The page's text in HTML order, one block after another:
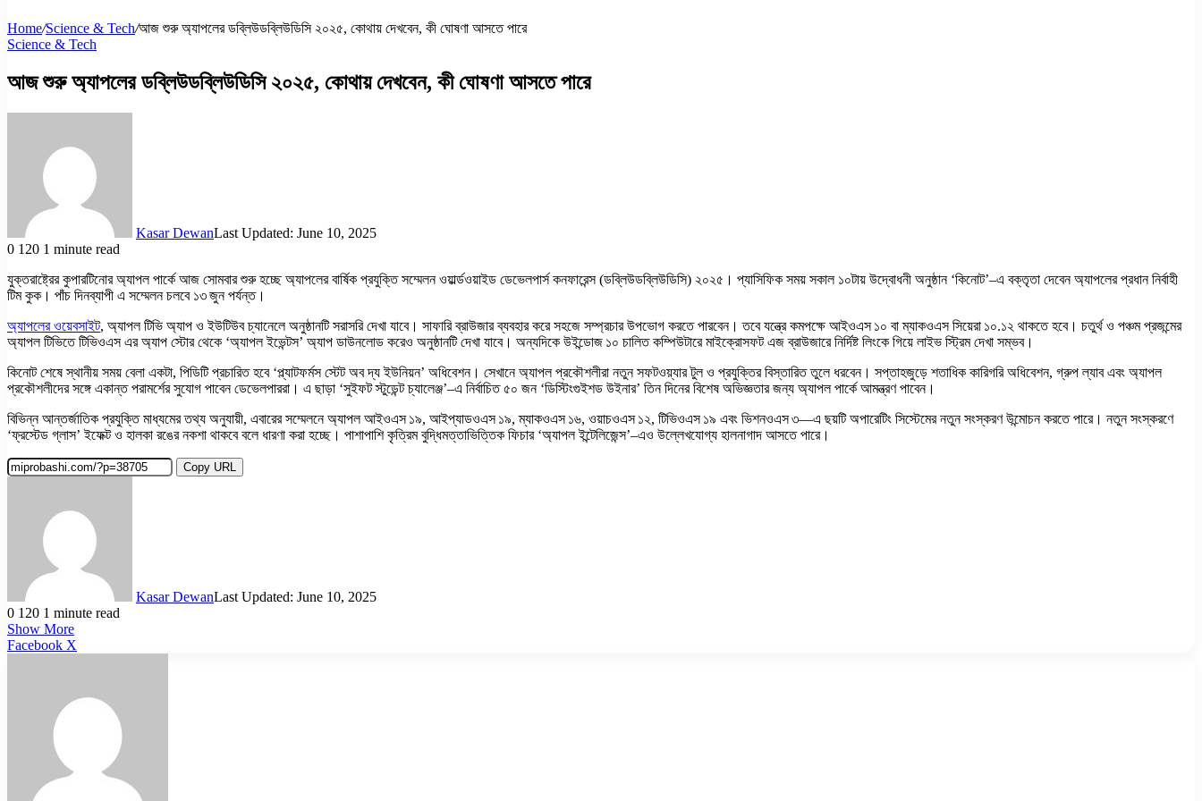
Home/Science & Tech/আজ শুরু অ্যাপলের ডব্লিউডব্লিউডিসি ২০২৫, কোথায় দেখবেন, কী ঘোষণা আসতে পারে
Science & Tech
আজ শুরু অ্যাপলের ডব্লিউডব্লিউডিসি ২০২৫, কোথায় দেখবেন, কী ঘোষণা আসতে পারে
Kasar DewanLast Updated: June 10, 2025
0 120 1 minute read
যুক্তরাষ্ট্রের কুপারটিনোর অ্যাপল পার্কে আজ সোমবার শুরু হচ্ছে অ্যাপলের বার্ষিক প্রযুক্তি সম্মেলন ওয়ার্ল্ডওয়াইড ডেভেলপার্স কনফারেন্স (ডব্লিউডব্লিউডিসি) ২০২৫। প্যাসিফিক সময় সকাল ১০টায় উদ্বোধনী অনুষ্ঠান ‘কিনোট’–এ বক্তৃতা দেবেন অ্যাপলের প্রধান নির্বাহী
টিম কুক। পাঁচ দিনব্যাপী এ সম্মেলন চলবে ১৩ জুন পর্যন্ত।
অ্যাপলের ওয়েবসাইট, অ্যাপল টিভি অ্যাপ ও ইউটিউব চ্যানেলে অনুষ্ঠানটি সরাসরি দেখা যাবে। সাফারি ব্রাউজার ব্যবহার করে সহজে সম্প্রচার উপভোগ করতে পারবেন। তবে যন্ত্রে কমপক্ষে আইওএস ১০ বা ম্যাকওএস সিয়েরা ১০.১২ থাকতে হবে। চতুর্থ ও পঞ্চম প্রজন্মের
অ্যাপল টিভিতে টিভিওএস এর অ্যাপ স্টোর থেকে ‘অ্যাপল ইভেন্টস’ অ্যাপ ডাউনলোড করেও অনুষ্ঠানটি দেখা যাবে। অন্যদিকে উইন্ডোজ ১০ চালিত কম্পিউটারে মাইক্রোসফট এজ ব্রাউজারে নির্দিষ্ট লিংকে গিয়ে লাইভ স্ট্রিম দেখা সম্ভব।
কিনোট শেষে স্থানীয় সময় বেলা একটা, পিডিটি প্রচারিত হবে ‘প্ল্যাটফর্মস স্টেট অব দ্য ইউনিয়ন’ অধিবেশন। সেখানে অ্যাপল প্রকৌশলীরা নতুন সফটওয়্যার টুল ও প্রযুক্তির বিস্তারিত তুলে ধরবেন। সপ্তাহজুড়ে শতাধিক কারিগরি অধিবেশন, গ্রুপ ল্যাব এবং অ্যাপল
প্রকৌশলীদের সঙ্গে একান্ত পরামর্শের সুযোগ পাবেন ডেভেলপাররা। এ ছাড়া ‘সুইফট স্টুডেন্ট চ্যালেঞ্জ’–এ নির্বাচিত ৫০ জন ‘ডিস্টিংগুইশড উইনার’ তিন দিনের বিশেষ অভিজ্ঞতার জন্য অ্যাপল পার্কে আমন্ত্রণ পাবেন।
বিভিন্ন আন্তর্জাতিক প্রযুক্তি মাধ্যমের তথ্য অনুযায়ী, এবারের সম্মেলনে অ্যাপল আইওএস ১৯, আইপ্যাডওএস ১৯, ম্যাকওএস ১৬, ওয়াচওএস ১২, টিভিওএস ১৯ এবং ভিশনওএস ৩—এ ছয়টি অপারেটিং সিস্টেমের নতুন সংস্করণ উন্মোচন করতে পারে। নতুন সংস্করণে
‘ফ্রস্টেড গ্লাস’ ইফেক্ট ও হালকা রঙের নকশা থাকবে বলে ধারণা করা হচ্ছে। পাশাপাশি কৃত্রিম বুদ্ধিমত্তাভিত্তিক ফিচার ‘অ্যাপল ইন্টেলিজেন্স’–এও উল্লেখযোগ্য হালনাগাদ আসতে পারে।
Copy URL
Kasar DewanLast Updated: June 10, 2025
0 120 1 minute read
Show More
Facebook X